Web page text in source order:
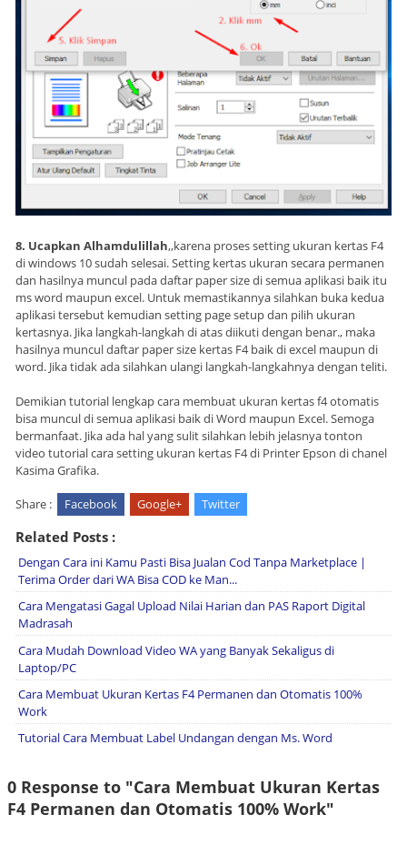
8. Ucapkan Alhamdulillah,,karena proses setting ukuran kertas F4
di windows 10 sudah selesai. Setting kertas ukuran secara permanen
dan hasilnya muncul pada daftar paper size di semua aplikasi baik itu
ms word maupun excel. Untuk memastikannya silahkan buka kedua
aplikasi tersebut kemudian setting page setup dan pilih ukuran
kertasnya. Jika langkah-langkah di atas diikuti dengan benar., maka
hasilnya muncul daftar paper size kertas F4 baik di excel maupun di
word. Jika tidak ada silahkan ulangi langkah-langkahnya dengan teliti.
Demikian tutorial lengkap cara membuat ukuran kertas f4 otomatis
bisa muncul di semua aplikasi baik di Word maupun Excel. Semoga
bermanfaat. Jika ada hal yang sulit silahkan lebih jelasnya tonton
video tutorial cara setting ukuran kertas F4 di Printer Epson di chanel
Kasima Grafika.
Share : Facebook Google+ Twitter
Related Posts :
Dengan Cara ini Kamu Pasti Bisa Jualan Cod Tanpa Marketplace |
Terima Order dari WA Bisa COD ke Man...
Cara Mengatasi Gagal Upload Nilai Harian dan PAS Raport Digital
Madrasah
Cara Mudah Download Video WA yang Banyak Sekaligus di
Laptop/PC
Cara Membuat Ukuran Kertas F4 Permanen dan Otomatis 100%
Work
Tutorial Cara Membuat Label Undangan dengan Ms. Word
0 Response to "Cara Membuat Ukuran Kertas
F4 Permanen dan Otomatis 100% Work"